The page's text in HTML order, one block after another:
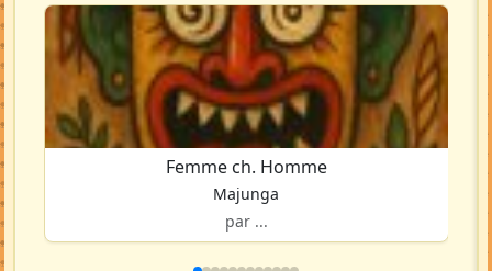
Femme ch. Homme
Majunga
par ...